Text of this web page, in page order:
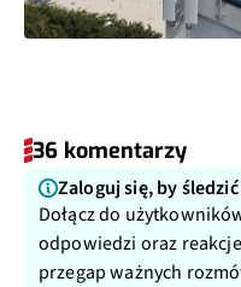
36 komentarzy
Zaloguj się, by
Dołącz do
odpowiedzi oraz
przegap ważnych